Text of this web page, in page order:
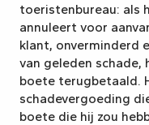
toeristenbureau: als
annuleert voor
klant, onverminderd
van geleden schade,
boete terugbetaald.
schadevergoeding
boete die hij zou